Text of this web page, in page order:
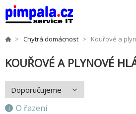
Chytrá domácnost Kouřové a
KOUŘOVÉ A PLYNOVÉ
O řazení